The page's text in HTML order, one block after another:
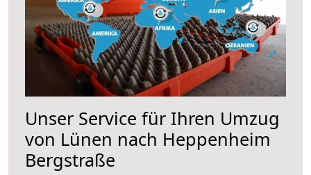
Unser Service für Ihren Umzug
von Lünen nach Heppenheim
Bergstraße